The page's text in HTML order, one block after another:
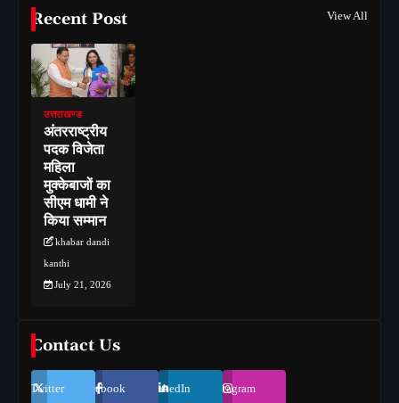
Recent Post View All
उत्तराखण्ड
अंतरराष्ट्रीय
पदक विजेता
महिला
मुक्केबाजों का
सीएम धामी ने
किया सम्मान
khabar dandi
kanthi
July 21, 2026
Contact Us
Twitter Facebook LinkedIn Instagram